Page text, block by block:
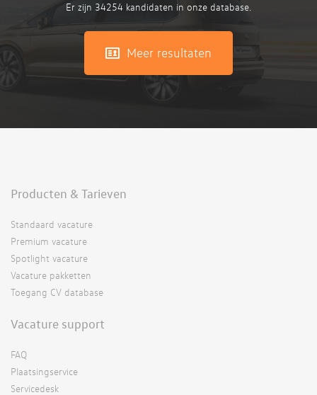
Er zijn 34254 kandidaten in onze database.
Meer resultaten
Producten & Tarieven
Standaard vacature
Premium vacature
Spotlight vacature
Vacature pakketten
Toegang CV database
Vacature support
FAQ
Plaatsingservice
Servicedesk